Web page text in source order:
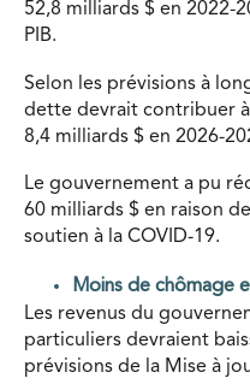
52,8 milliards $ en 2022-
PIB.
Selon les prévisions à
dette devrait contribuer
8,4 milliards $ en 2026-
Le gouvernement a pu
60 milliards $ en raison
soutien à la COVID-19.
Moins de chômage
Les revenus du
particuliers devraient
prévisions de la Mise à